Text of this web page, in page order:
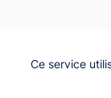
Ce service